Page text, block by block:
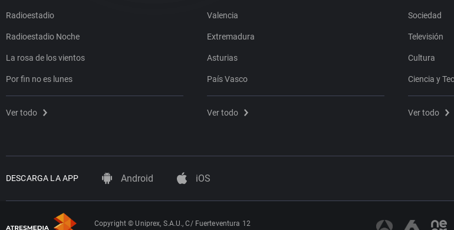
Radioestadio
Radioestadio Noche
La rosa de los vientos
Por fin no es lunes
Ver todo
Valencia
Extremadura
Asturias
País Vasco
Ver todo
Sociedad
Televisión
Cultura
Ciencia y
Ver todo
DESCARGA LA APP Android iOS
Copyright © Uniprex, S.A.U., C/ Fuerteventura 12